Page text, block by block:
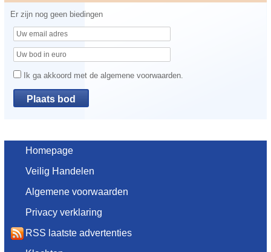
Er zijn nog geen biedingen
Ik ga akkoord met de algemene voorwaarden.
Homepage
Veilig Handelen
Algemene voorwaarden
Privacy verklaring
RSS laatste advertenties